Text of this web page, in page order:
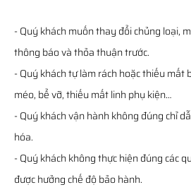
- Quý khách muốn thay đổi chủng loại,
thông báo và thỏa thuận trước.
- Quý khách tự làm rách hoặc thiếu mất
méo, bể vỡ, thiếu mất linh phụ kiện…
- Quý khách vận hành không đúng chỉ
hóa.
- Quý khách không thực hiện đúng các
được hưởng chế độ bảo hành.